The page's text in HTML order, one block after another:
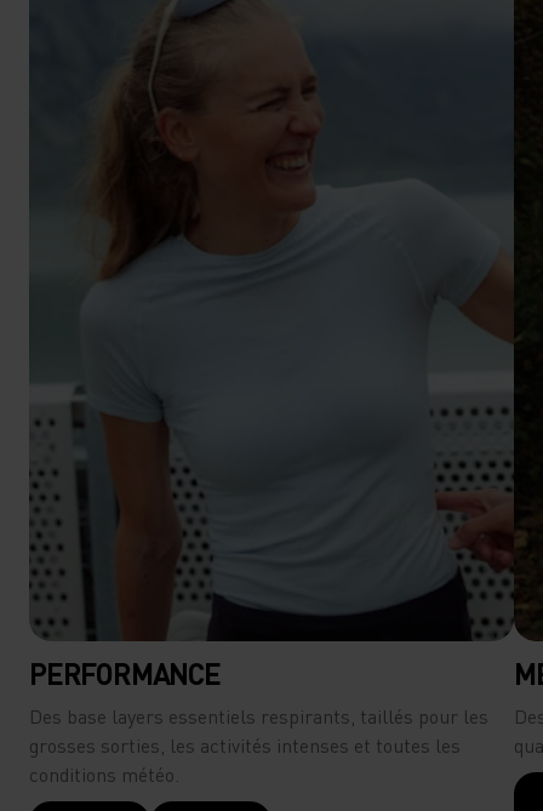
PERFORMANCE
Des base layers essentiels respirants, taillés pour les
grosses sorties, les activités intenses et toutes les
conditions météo.